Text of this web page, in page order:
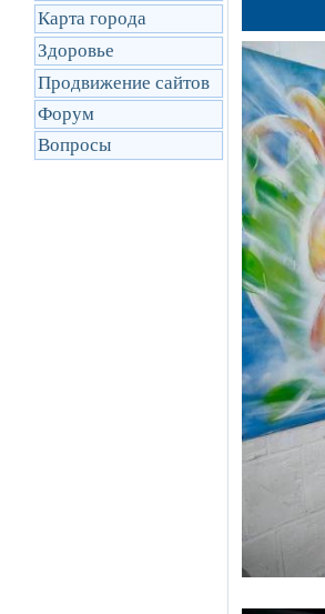
Карта города
Здоровье
Продвижение сайтов
Форум
Вопросы